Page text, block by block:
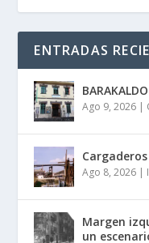
ENTRADAS
Ago 9, 2026 |
Ago 8, 2026 |
Margen
un